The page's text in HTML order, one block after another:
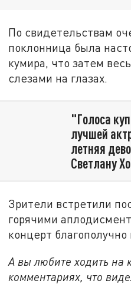
По свидетельствам
поклонница была
кумира, что затем
слезами на глазах.
"Голоса
лучшей
летняя
Светлану
Зрители встретили
горячими
концерт
А вы любите ходить на
комментариях, что